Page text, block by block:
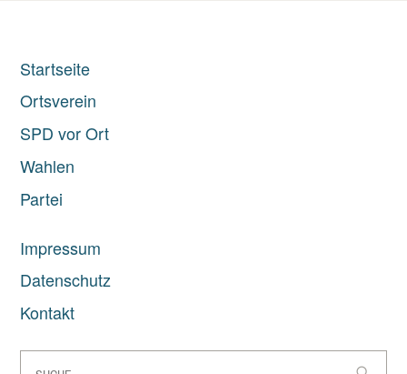
Startseite
Ortsverein
SPD vor Ort
Wahlen
Partei
Impressum
Datenschutz
Kontakt